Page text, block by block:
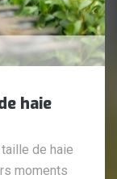
haie
de haie
moments